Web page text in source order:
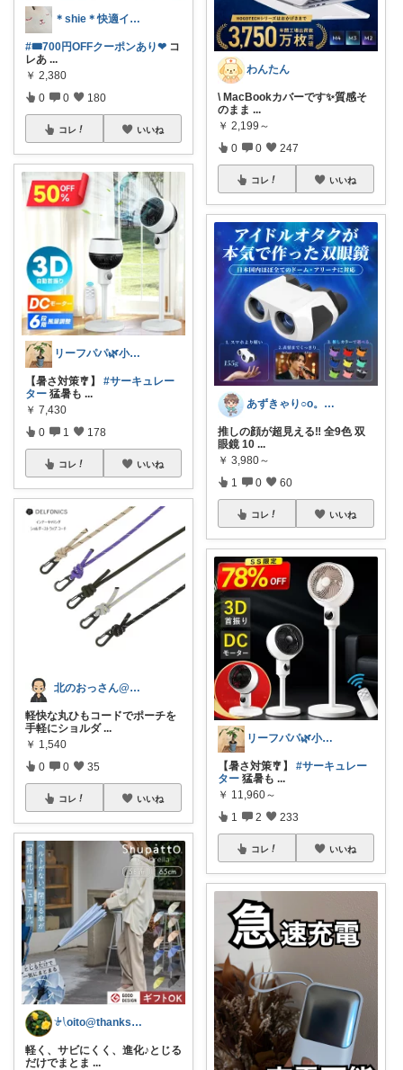
＊shie＊快適インテリア＆雑貨グッズ
#🎟700円OFFクーポンあり❤︎ コ
レあ ...
￥ 2,380
0 0 180
コレ いいね
リーフパパ🌿小学2年生女の子のパパ
【暑さ対策🎐】 #サーキュレー
ター 猛暑も ...
￥ 7,430
0 1 178
コレ いいね
北のおっさん@ガジェット好き
軽快な丸ひもコードでポーチを
手軽にショルダ ...
￥ 1,540
0 0 35
コレ いいね
𓍯oito@thanks ꕮ…
軽く、サビにくく、進化♪とじる
だけでまとま ...
わんたん
\ MacBookカバーです✨質感そ
のまま ...
￥ 2,199～
0 0 247
コレ いいね
あずきゃり○o。.🐟🐠
推しの顔が超見える‼ 全9色 双
眼鏡 10 ...
￥ 3,980～
1 0 60
コレ いいね
リーフパパ🌿小学2年生女の子のパパ
【暑さ対策🎐】 #サーキュレー
ター 猛暑も ...
￥ 11,960～
1 2 233
コレ いいね